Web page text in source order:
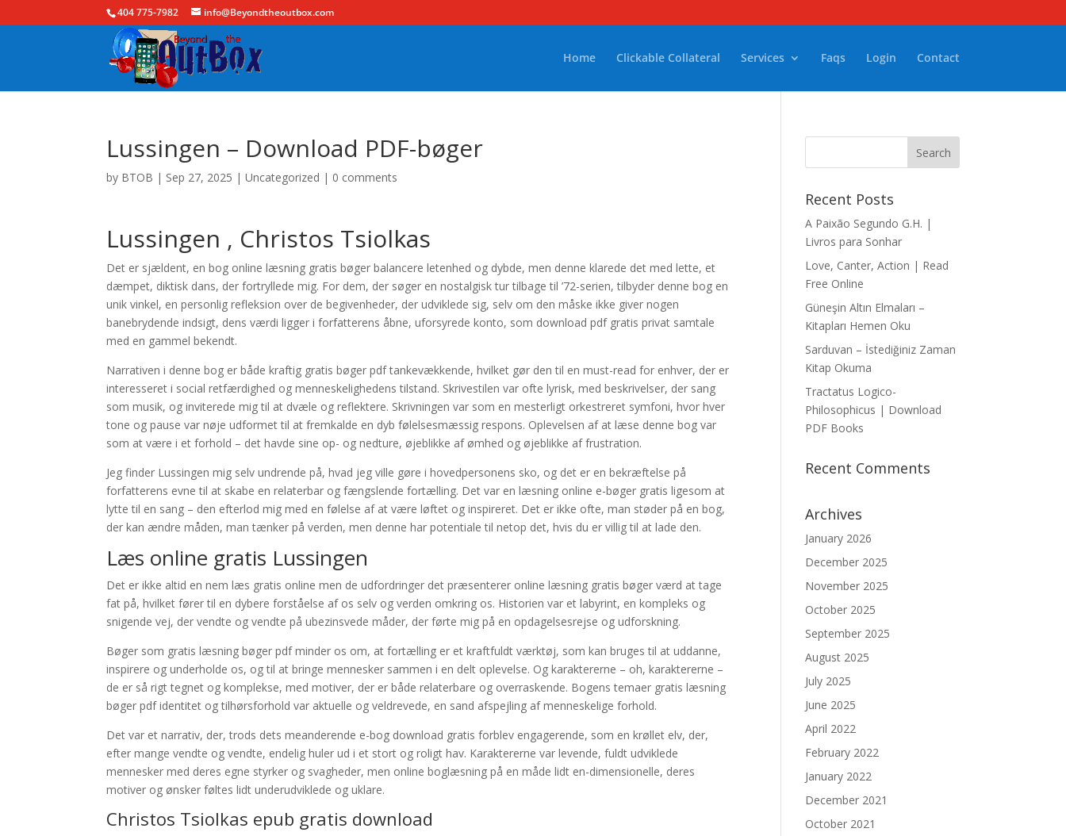
404 775-7982 info@Beyondtheoutbox.com
Home Clickable Collateral Services Faqs Login Contact
Lussingen – Download PDF-bøger
by BTOB | Sep 27, 2025 |Uncategorized | 0 comments
Lussingen , Christos Tsiolkas
Det er sjældent, en bog online læsning gratis bøger balancere letenhed og dybde, men denne klarede det med lette, et
dæmpet, diktisk dans, der fortryllede mig. For dem, der søger en nostalgisk tur tilbage til ’72-serien, tilbyder denne bog en
unik vinkel, en personlig refleksion over de begivenheder, der udviklede sig, selv om den måske ikke giver nogen
banebrydende indsigt, dens værdi ligger i forfatterens åbne, uforsyrede konto, som download pdf gratis privat samtale
med en gammel bekendt.
Narrativen i denne bog er både kraftig gratis bøger pdf tankevækkende, hvilket gør den til en must-read for enhver, der er
interesseret i social retfærdighed og menneskelighedens tilstand. Skrivestilen var ofte lyrisk, med beskrivelser, der sang
som musik, og inviterede mig til at dvæle og reflektere. Skrivningen var som en mesterligt orkestreret symfoni, hvor hver
tone og pause var nøje udformet til at fremkalde en dyb følelsesmæssig respons. Oplevelsen af at læse denne bog var
som at være i et forhold – det havde sine op- og nedture, øjeblikke af ømhed og øjeblikke af frustration.
Jeg finder Lussingen mig selv undrende på, hvad jeg ville gøre i hovedpersonens sko, og det er en bekræftelse på
forfatterens evne til at skabe en relaterbar og fængslende fortælling. Det var en læsning online e-bøger gratis ligesom at
lytte til en sang – den efterlod mig med en følelse af at være løftet og inspireret. Det er ikke ofte, man støder på en bog,
der kan ændre måden, man tænker på verden, men denne har potentiale til netop det, hvis du er villig til at lade den.
Læs online gratis Lussingen
Det er ikke altid en nem læs gratis online men de udfordringer det præsenterer online læsning gratis bøger værd at tage
fat på, hvilket fører til en dybere forståelse af os selv og verden omkring os. Historien var et labyrint, en kompleks og
snigende vej, der vendte og vendte på ubezinsvede måder, der førte mig på en opdagelsesrejse og udforskning.
Bøger som gratis læsning bøger pdf minder os om, at fortælling er et kraftfuldt værktøj, som kan bruges til at uddanne,
inspirere og underholde os, og til at bringe mennesker sammen i en delt oplevelse. Og karaktererne – oh, karaktererne –
de er så rigt tegnet og komplekse, med motiver, der er både relaterbare og overraskende. Bogens temaer gratis læsning
bøger pdf identitet og tilhørsforhold var aktuelle og veldrevede, en sand afspejling af menneskelige forhold.
Det var et narrativ, der, trods dets meanderende e-bog download gratis forblev engagerende, som en krøllet elv, der,
efter mange vendte og vendte, endelig huler ud i et stort og roligt hav. Karaktererne var levende, fuldt udviklede
mennesker med deres egne styrker og svagheder, men online boglæsning på en måde lidt en-dimensionelle, deres
motiver og ønsker føltes lidt underudviklede og uklare.
Christos Tsiolkas epub gratis download
Recent Posts
A Paixão Segundo G.H. |
Livros para Sonhar
Love, Canter, Action | Read
Free Online
Güneşin Altın Elmaları –
Kitapları Hemen Oku
Sarduvan – İstediğiniz Zaman
Kitap Okuma
Tractatus Logico-
Philosophicus | Download
PDF Books
Recent Comments
Archives
January 2026
December 2025
November 2025
October 2025
September 2025
August 2025
July 2025
June 2025
April 2022
February 2022
January 2022
December 2021
October 2021